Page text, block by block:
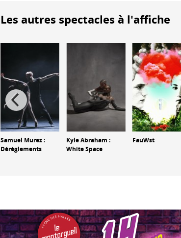
Les autres spectacles à l'affiche
Samuel Murez :
Dérèglements
Kyle Abraham :
White Space
FauWst